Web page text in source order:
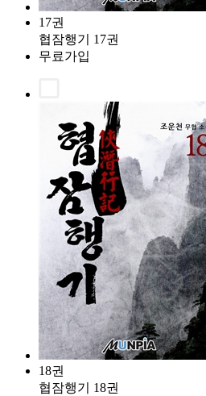
17권
협잠행기 17권
무료가입
18권
협잠행기 18권